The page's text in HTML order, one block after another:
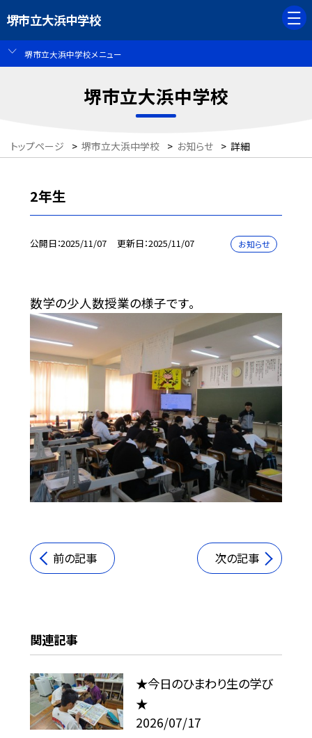
堺市立大浜中学校
堺市立大浜中学校メニュー
堺市立大浜中学校
トップページ > 堺市立大浜中学校 > お知らせ > 詳細
2年生
公開日 2025/11/07 更新日 2025/11/07 お知らせ
数学の少人数授業の様子です。
前の記事 次の記事
関連記事
★今日のひまわり生の学び
★
2026/07/17